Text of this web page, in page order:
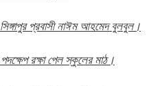
প্রবাসী নাঈম আহমেদ বুলবুল।
রক্ষা পেল স্কুলের মাঠ।